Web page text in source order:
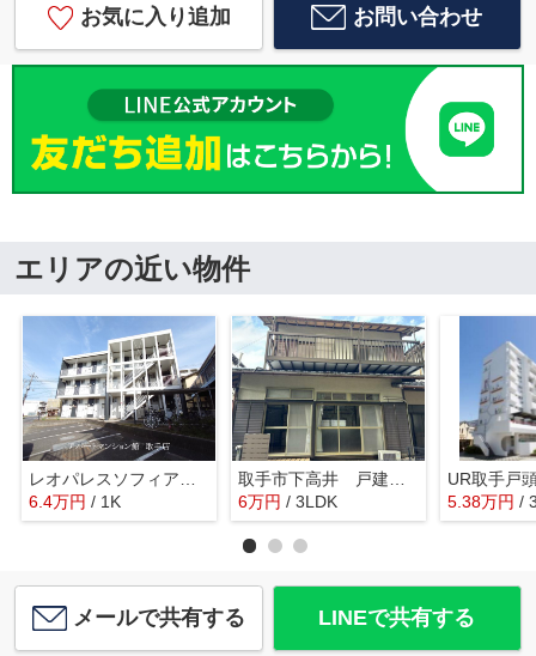
お気に入り追加 お問い合わせ
エリアの近い物件
6.4万円 / 1K
6万円 / 3LDK 5.38万円 /
メールで共有する LINEで共有する